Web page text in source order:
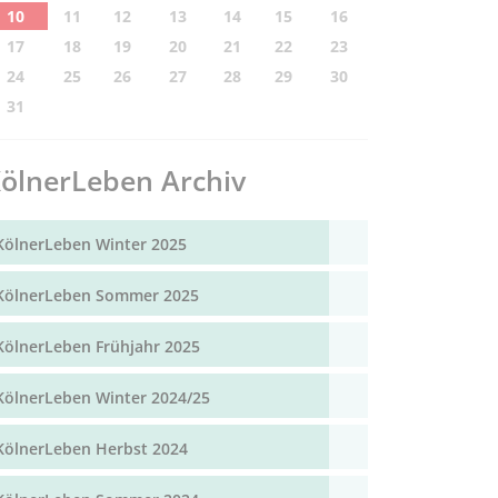
10 11 12 13 14 15
16
17
18 19 20 21 22
23
24
25 26 27 28 29
30
31
Archiv
Winter 2025
Sommer 2025
Frühjahr 2025
Winter 2024/25
Herbst 2024